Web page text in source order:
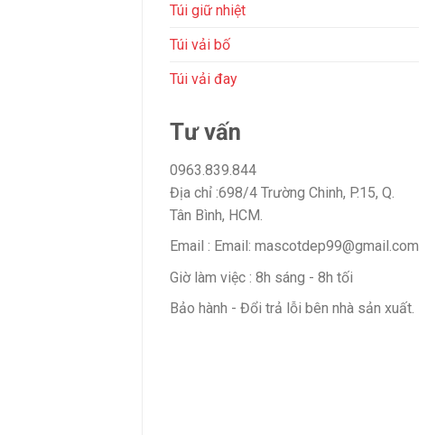
Túi giữ nhiệt
Túi vải bố
Túi vải đay
Tư vấn
0963.839.844
Địa chỉ :698/4 Trường Chinh, P.15, Q.
Tân Bình, HCM.
Email : Email: mascotdep99@gmail.com
Giờ làm việc : 8h sáng - 8h tối
Bảo hành - Đổi trả lỗi bên nhà sản xuất.